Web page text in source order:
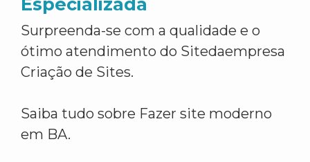
Surpreenda-se com a qualidade e o
ótimo atendimento do Sitedaempresa
Criação de Sites.
Saiba tudo sobre Fazer site moderno
em BA.